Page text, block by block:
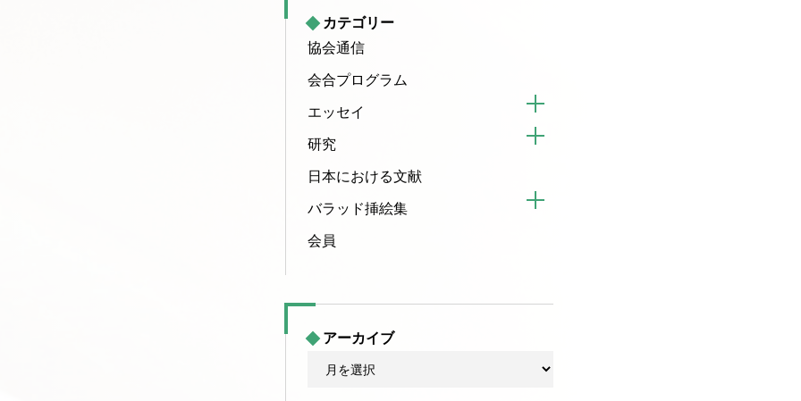
カテゴリー
協会通信
会合プログラム
エッセイ
研究
日本における文献
バラッド挿絵集
会員
アーカイブ